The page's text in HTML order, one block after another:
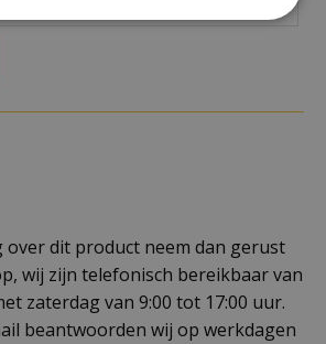
over dit product neem dan gerust
wij zijn telefonisch bereikbaar van
zaterdag van 9:00 tot 17:00 uur.
beantwoorden wij op werkdagen